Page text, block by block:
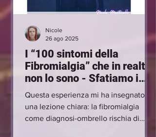
I “100 sintomi della
Fibromialgia” che in realtà
non lo sono - Sfatiamo i
falsi miti
Questa esperienza mi ha insegnato
una lezione chiara: la fibromialgia
come diagnosi-ombrello rischia di
Nicole
26 ago 2025